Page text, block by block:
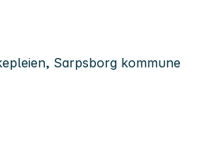
Sarpsborg kommune